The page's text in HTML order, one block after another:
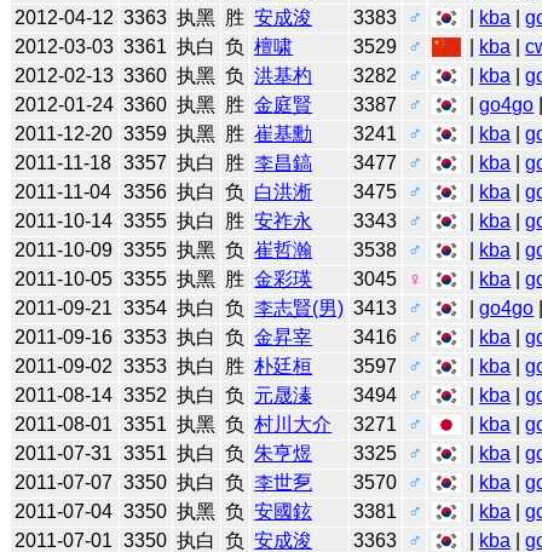
2012-04-12 3363 执黑 胜 安成浚 3383 ♂ kba |
2012-03-03 3361 执白 负 檀啸 3529 ♂ kba |
2012-02-13 3360 执黑 负 洪基杓 3282 ♂ kba |
2012-01-24 3360 执黑 胜 金庭賢 3387 ♂ |go4go
2011-12-20 3359 执黑 胜 崔基勳 3241 ♂ kba |
2011-11-18 3357 执白 胜 李昌鎬 3477 ♂ kba |
2011-11-04 3356 执白 负 白洪淅 3475 ♂ kba |
2011-10-14 3355 执白 胜 安祚永 3343 ♂ kba |
2011-10-09 3355 执黑 负 崔哲瀚 3538 ♂ kba |
2011-10-05 3355 执黑 胜 金彩瑛 3045 ♀ kba |
2011-09-21 3354 执白 负 李志賢(男) 3413 ♂ |go4go
2011-09-16 3353 执白 负 金昇宰 3416 ♂ kba |
2011-09-02 3353 执白 胜 朴廷桓 3597 ♂ kba |
2011-08-14 3352 执白 负 元晟溱 3494 ♂ kba |
2011-08-01 3351 执黑 负 村川大介 3271 ♂ kba |
2011-07-31 3351 执白 负 朱亨煜 3325 ♂ kba |
2011-07-07 3350 执白 负 李世乭 3570 ♂ kba |
2011-07-04 3350 执黑 负 安國鉉 3381 ♂ kba |
2011-07-01 3350 执白 负 安成浚 3363 ♂ kba |